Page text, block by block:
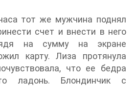
тот же мужчина поднял
счет и внести в него
на сумму на экране
карту. Лиза протянула
что ее бедра
ладонь. Блондинчик с